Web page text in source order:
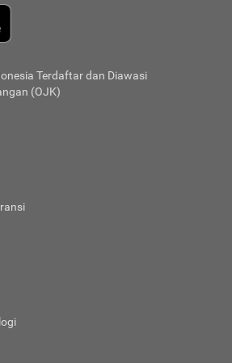
Terdaftar dan Diawasi
(OJK)